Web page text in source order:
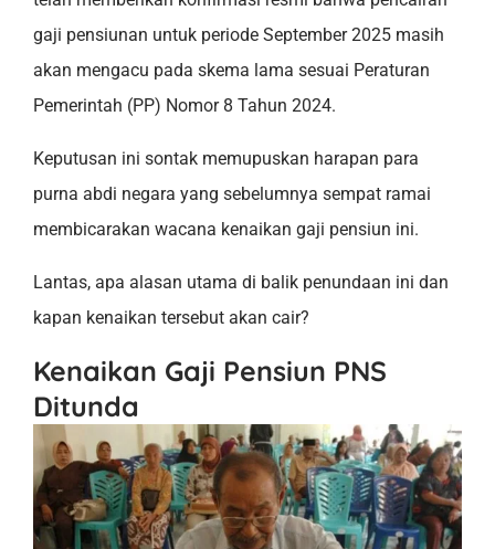
gaji pensiunan untuk periode September 2025 masih
akan mengacu pada skema lama sesuai Peraturan
Pemerintah (PP) Nomor 8 Tahun 2024.
Keputusan ini sontak memupuskan harapan para
purna abdi negara yang sebelumnya sempat ramai
membicarakan wacana kenaikan gaji pensiun ini.
Lantas, apa alasan utama di balik penundaan ini dan
kapan kenaikan tersebut akan cair?
Kenaikan Gaji Pensiun PNS
Ditunda